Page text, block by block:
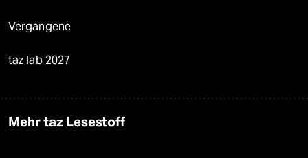
Vergangene
taz lab 2027
Mehr taz Lesestoff